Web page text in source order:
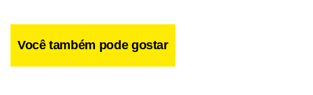
Você também pode gostar